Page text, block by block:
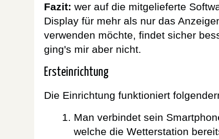
Fazit: wer auf die mitgelieferte
Display für mehr als nur das
verwenden möchte, findet sicher
ging's mir aber nicht.
Ersteinrichtung
Die Einrichtung funktioniert
Man verbindet sein
welche die Wetterstation